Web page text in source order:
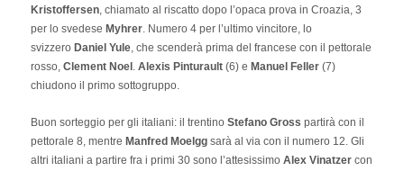
Kristoffersen, chiamato al riscatto dopo l’opaca prova in Croazia, 3
per lo svedese Myhrer. Numero 4 per l’ultimo vincitore, lo
svizzero Daniel Yule, che scenderà prima del francese con il pettorale
rosso, Clement Noel. Alexis Pinturault(6) e Manuel Feller(7)
chiudono il primo sottogruppo.
Buon sorteggio per gli italiani: il trentino Stefano Gross partirà con il
pettorale 8, mentre Manfred Moelggsarà al via con il numero 12. Gli
altri italiani a partire fra i primi 30 sono l’attesissimo Alex Vinatzercon